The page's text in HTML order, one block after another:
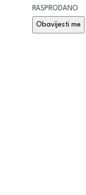
RASPRODANO